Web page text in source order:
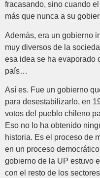
fracasando, sino cuando
más que nunca a su
Además, era un gobierno
muy diversos de la
esa idea se ha evaporado
país…
Así es. Fue un gobierno
para desestabilizarlo, en
votos del pueblo chileno
Eso no lo ha obtenido
historia. Es el proceso de
en un proceso
gobierno de la UP estuvo
con el resto de los